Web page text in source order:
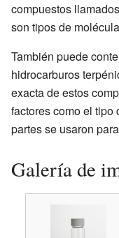
compuestos llamados
son tipos de
También puede
hidrocarburos
exacta de estos
factores como el tipo
partes se usaron
Galería de